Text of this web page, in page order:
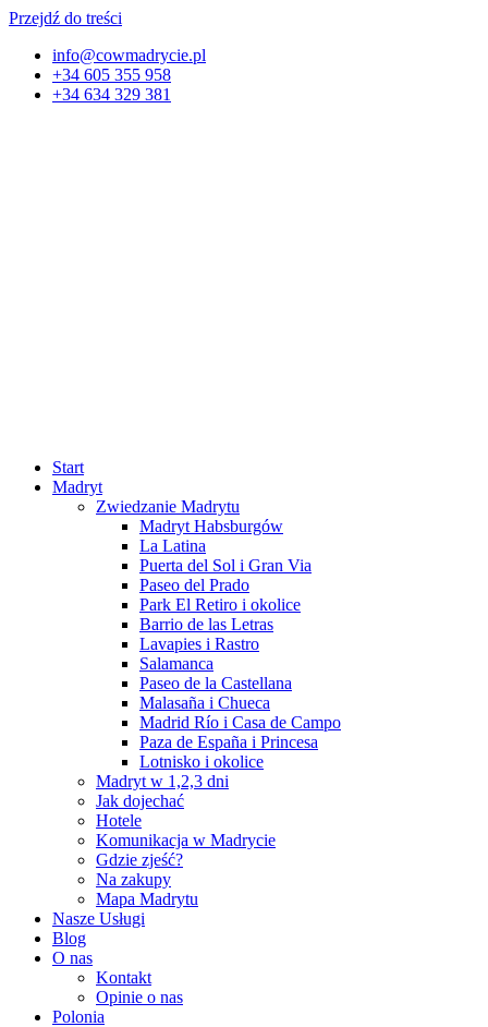
Przejdź do treści
info@cowmadrycie.pl
+34 605 355 958
+34 634 329 381​
Start
Madryt
Zwiedzanie Madrytu
Madryt Habsburgów
La Latina
Puerta del Sol i Gran Via
Paseo del Prado
Park El Retiro i okolice
Barrio de las Letras
Lavapies i Rastro
Salamanca
Paseo de la Castellana
Malasaña i Chueca
Madrid Río i Casa de Campo
Paza de España i Princesa
Lotnisko i okolice
Madryt w 1,2,3 dni
Jak dojechać
Hotele
Komunikacja w Madrycie
Gdzie zjeść?
Na zakupy
Mapa Madrytu
Nasze Usługi
Blog
O nas
Kontakt
Opinie o nas
Polonia